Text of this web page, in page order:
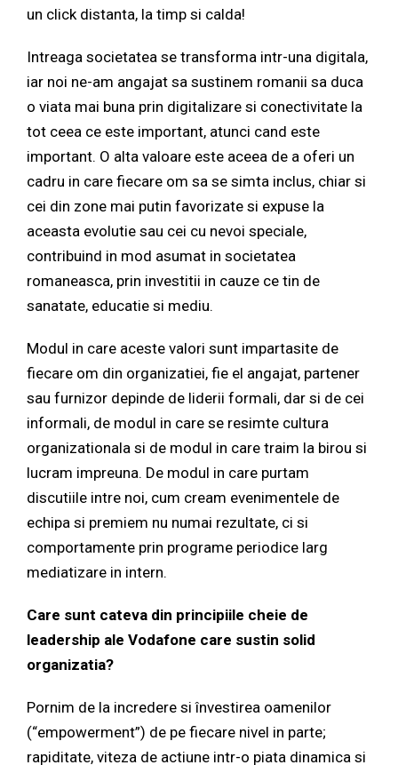
un click distanta, la timp si calda!
Intreaga societatea se transforma intr-una digitala,
iar noi ne-am angajat sa sustinem romanii sa duca
o viata mai buna prin digitalizare si conectivitate la
tot ceea ce este important, atunci cand este
important. O alta valoare este aceea de a oferi un
cadru in care fiecare om sa se simta inclus, chiar si
cei din zone mai putin favorizate si expuse la
aceasta evolutie sau cei cu nevoi speciale,
contribuind in mod asumat in societatea
romaneasca, prin investitii in cauze ce tin de
sanatate, educatie si mediu.
Modul in care aceste valori sunt impartasite de
fiecare om din organizatiei, fie el angajat, partener
sau furnizor depinde de liderii formali, dar si de cei
informali, de modul in care se resimte cultura
organizationala si de modul in care traim la birou si
lucram impreuna. De modul in care purtam
discutiile intre noi, cum cream evenimentele de
echipa si premiem nu numai rezultate, ci si
comportamente prin programe periodice larg
mediatizare in intern.
Care sunt cateva din principiile cheie de
leadership ale Vodafone care sustin solid
organizatia?
Pornim de la incredere si învestirea oamenilor
(“empowerment”) de pe fiecare nivel in parte;
rapiditate, viteza de actiune intr-o piata dinamica si